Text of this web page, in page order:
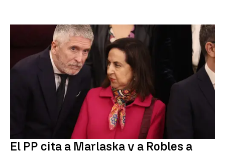
El PP cita a Marlaska y a Robles a